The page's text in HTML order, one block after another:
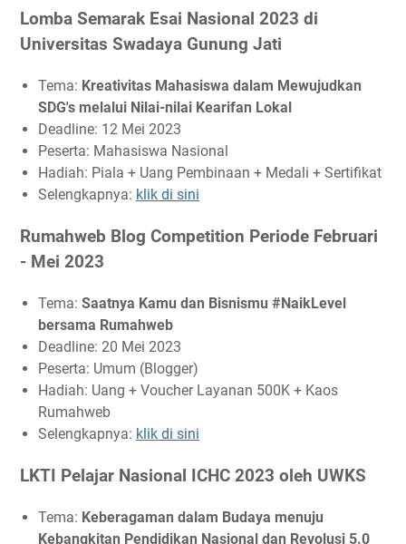
Lomba Semarak Esai Nasional 2023 di
Universitas Swadaya Gunung Jati
Tema: Kreativitas Mahasiswa dalam Mewujudkan
SDG's melalui Nilai-nilai Kearifan Lokal
Deadline: 12 Mei 2023
Peserta: Mahasiswa Nasional
Hadiah: Piala + Uang Pembinaan + Medali + Sertifikat
Selengkapnya: klik di sini
Rumahweb Blog Competition Periode Februari
- Mei 2023
Tema: Saatnya Kamu dan Bisnismu #NaikLevel
bersama Rumahweb
Deadline: 20 Mei 2023
Peserta: Umum (Blogger)
Hadiah: Uang + Voucher Layanan 500K + Kaos
Rumahweb
Selengkapnya: klik di sini
LKTI Pelajar Nasional ICHC 2023 oleh UWKS
Tema: Keberagaman dalam Budaya menuju
Kebangkitan Pendidikan Nasional dan Revolusi 5.0